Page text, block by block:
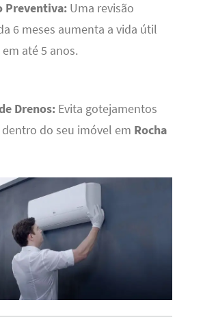
Preventiva:Uma revisão
6 meses aumenta a vida útil
até 5 anos.
Drenos:Evita gotejamentos
do seu imóvel em Rocha